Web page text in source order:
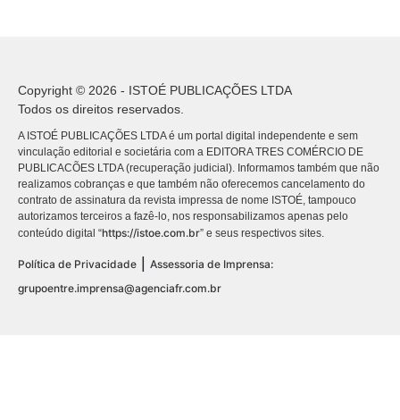
Copyright © 2026 - ISTOÉ PUBLICAÇÕES LTDA
Todos os direitos reservados.
A ISTOÉ PUBLICAÇÕES LTDA é um portal digital independente e sem
vinculação editorial e societária com a EDITORA TRES COMÉRCIO DE
PUBLICACÕES LTDA (recuperação judicial). Informamos também que não
realizamos cobranças e que também não oferecemos cancelamento do
contrato de assinatura da revista impressa de nome ISTOÉ, tampouco
autorizamos terceiros a fazê-lo, nos responsabilizamos apenas pelo
conteúdo digital “https://istoe.com.br” e seus respectivos sites.
Política de Privacidade
Assessoria de Imprensa:
grupoentre.imprensa@agenciafr.com.br